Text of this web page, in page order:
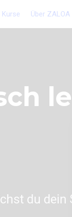
Kurse Über ZALOA
du